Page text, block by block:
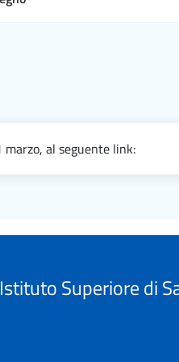
al seguente link:
Istituto Superiore di